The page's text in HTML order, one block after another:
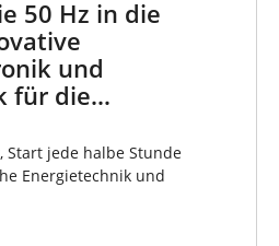
50 Hz in die
und
für die…
Start jede halbe Stunde
Energietechnik und